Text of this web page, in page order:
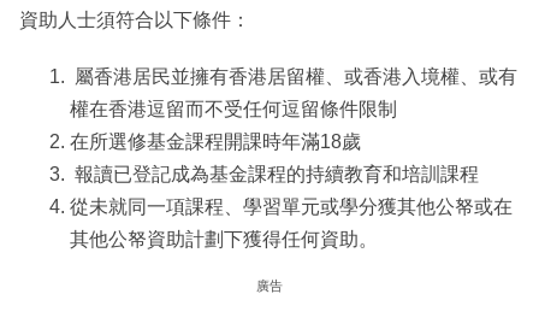
資助人士須符合以下條件：
屬香港居民並擁有香港居留權、或香港入境權、或有
權在香港逗留而不受任何逗留條件限制
在所選修基金課程開課時年滿18歲
報讀已登記成為基金課程的持續教育和培訓課程
從未就同一項課程、學習單元或學分獲其他公帑或在
其他公帑資助計劃下獲得任何資助。
廣告